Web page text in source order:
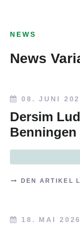
NEWS
News
08. JUNI
Dersim
Benningen
DEN ARTIKEL
18. MAI 2026